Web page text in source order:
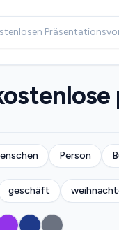
Person
geschäft